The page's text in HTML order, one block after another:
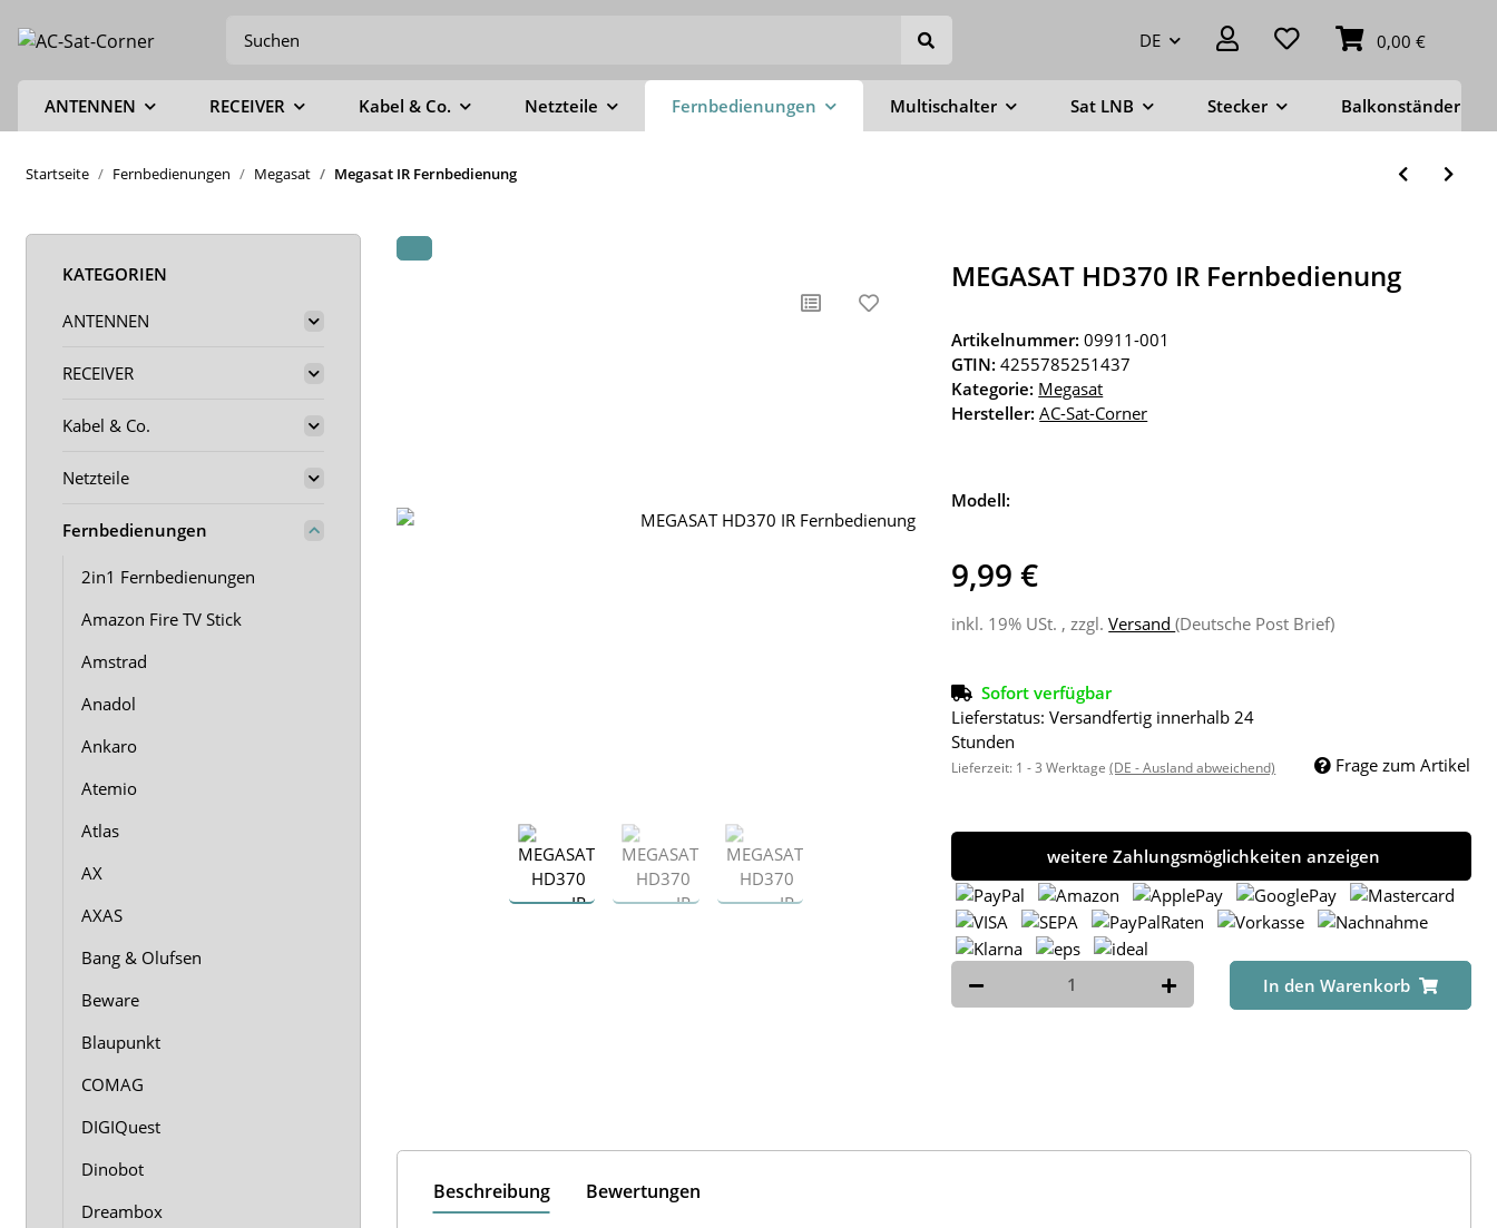
DE 0,00 €
ANTENNEN RECEIVER Kabel & Co. Netzteile Fernbedienungen Multischalter Sat LNB Stecker Balkonständer
Startseite Fernbedienungen Megasat Megasat IR Fernbedienung
MEGASAT HD370 IR Fernbedienung
Artikelnummer:09911-001
GTIN: 4255785251437
Kategorie: Megasat
Hersteller: AC-Sat-Corner
Modell:
9,99 €
inkl. 19% USt. , zzgl.Versand(Deutsche Post Brief)
Sofort verfügbar
Lieferstatus: Versandfertig innerhalb 24
Stunden
Lieferzeit: 1 - 3 Werktage(DE - Ausland abweichend) Frage zum Artikel
weitere Zahlungsmöglichkeiten anzeigen
In den Warenkorb
Beschreibung Bewertungen
KATEGORIEN
ANTENNEN
RECEIVER
Kabel & Co.
Netzteile
Fernbedienungen
2in1 Fernbedienungen
Amazon Fire TV Stick
Amstrad
Anadol
Ankaro
Atemio
Atlas
AX
AXAS
Bang & Olufsen
Beware
Blaupunkt
COMAG
DIGIQuest
Dinobot
Dreambox